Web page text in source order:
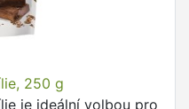
250 g
je ideální volbou pro